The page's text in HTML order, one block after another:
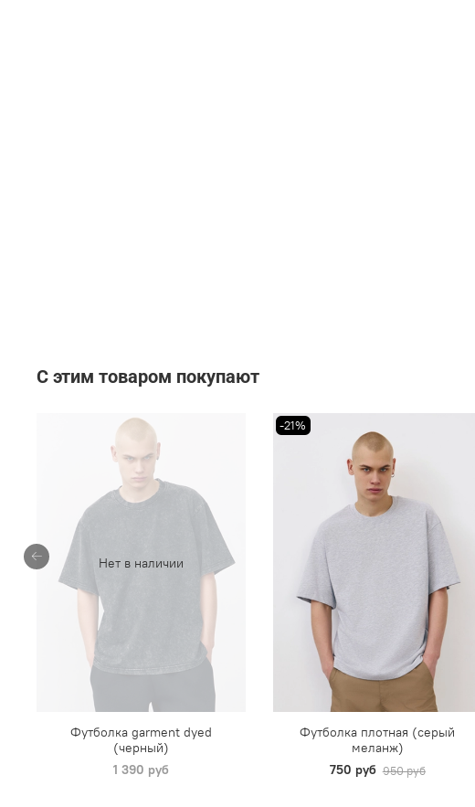
С этим товаром покупают
Нет в наличии
Футболка garment dyed
(черный)
1 390 руб
-21%
Футболка плотная (серый
меланж)
750 руб 950 руб